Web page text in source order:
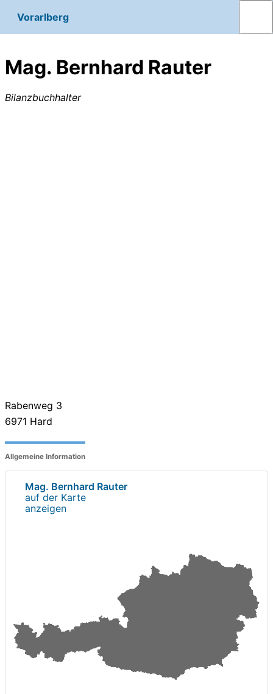
Vorarlberg
Mag. Bernhard Rauter
Bilanzbuchhalter
Rabenweg 3
6971 Hard
Allgemeine Information
Mag. Bernhard Rauter
auf der Karte
anzeigen